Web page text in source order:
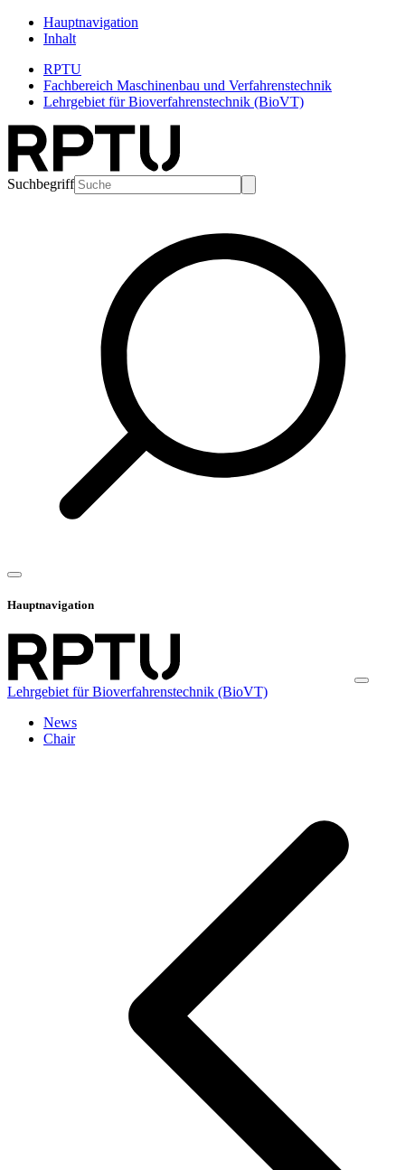
Hauptnavigation
Inhalt
RPTU
Fachbereich Maschinenbau und Verfahrenstechnik
Lehrgebiet für Bioverfahrenstechnik (BioVT)
Suchbegriff
Hauptnavigation
Lehrgebiet für Bioverfahrenstechnik (BioVT)
News
Chair